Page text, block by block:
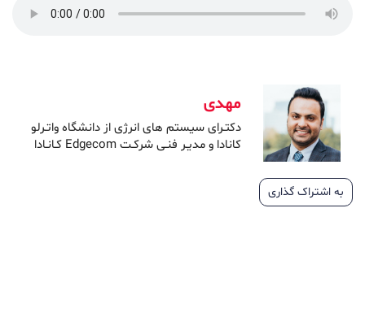
مهدی
دکتـرای سیستم های انرژی از دانشگاه واتـرلو
کانادا و مدیـر فنـی شرکـت Edgecom کـانـادا
به اشتراک گذاری